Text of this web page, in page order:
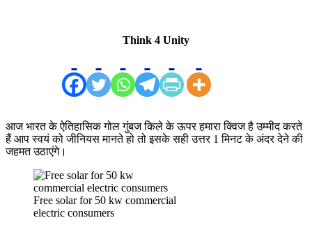
Think 4 Unity
आज भारत के ऐतिहासिक गोल गुंबज किले के ऊपर हमारा क्विज है उम्मीद करते
हैं आप स्वयं को जीनियस मानते हो तो इसके सही उत्तर 1 मिनट के अंदर देने की
जहमत उठाएंगे।
Free solar for 50 kw commercial
electric consumers